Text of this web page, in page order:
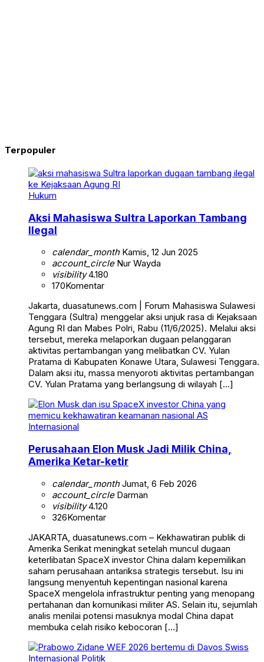
Terpopuler
Hukum
Aksi Mahasiswa Sultra Laporkan Tambang
Ilegal
calendar_monthKamis, 12 Jun 2025
account_circleNur Wayda
visibility4.180
170Komentar
Jakarta, duasatunews.com | Forum Mahasiswa Sulawesi
Tenggara (Sultra) menggelar aksi unjuk rasa di Kejaksaan
Agung RI dan Mabes Polri, Rabu (11/6/2025). Melalui aksi
tersebut, mereka melaporkan dugaan pelanggaran
aktivitas pertambangan yang melibatkan CV. Yulan
Pratama di Kabupaten Konawe Utara, Sulawesi Tenggara.
Dalam aksi itu, massa menyoroti aktivitas pertambangan
CV. Yulan Pratama yang berlangsung di wilayah […]
Internasional
Perusahaan Elon Musk Jadi Milik China,
Amerika Ketar-ketir
calendar_monthJumat, 6 Feb 2026
account_circleDarman
visibility4.120
326Komentar
JAKARTA, duasatunews.com – Kekhawatiran publik di
Amerika Serikat meningkat setelah muncul dugaan
keterlibatan SpaceX investor China dalam kepemilikan
saham perusahaan antariksa strategis tersebut. Isu ini
langsung menyentuh kepentingan nasional karena
SpaceX mengelola infrastruktur penting yang menopang
pertahanan dan komunikasi militer AS. Selain itu, sejumlah
analis menilai potensi masuknya modal China dapat
membuka celah risiko kebocoran […]
Internasional Politik